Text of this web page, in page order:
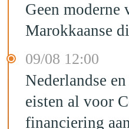
Geen moderne
Marokkaanse
09/08 12:00
Nederlandse
eisten al voor
financiering